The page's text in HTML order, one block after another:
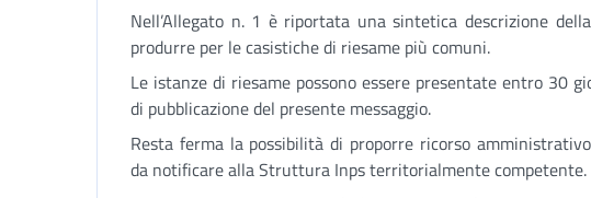
Nell’Allegato n. 1 è riportata una sintetica descrizione
produrre per le casistiche di riesame più comuni.
Le istanze di riesame possono essere presentate entro 30
di pubblicazione del presente messaggio.
Resta ferma la possibilità di proporre ricorso
da notificare alla Struttura Inps territorialmente competente.